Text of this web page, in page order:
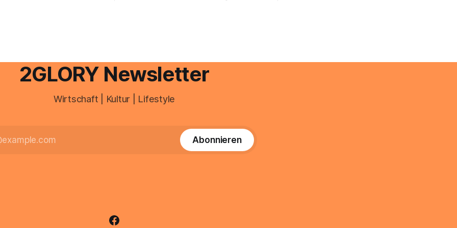
Unreinheiten. Professionelle
2GLORY Newsletter
Wirtschaft | Kultur | Lifestyle
Abonnieren